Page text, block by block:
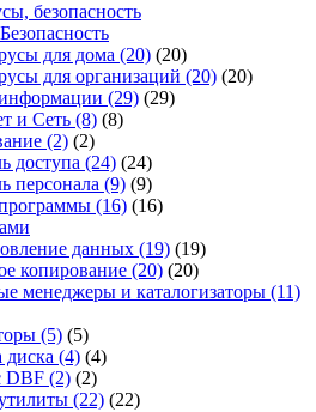
безопасность
для дома (20) (20)
для организаций (20) (20)
(29) (29)
и Сеть (8) (8)
(2) (2)
доступа (24) (24)
персонала (9) (9)
(16) (16)
данных (19) (19)
копирование (20) (20)
менеджеры и каталогизаторы (11)
(5) (5)
диска (4) (4)
DBF (2) (2)
(22) (22)